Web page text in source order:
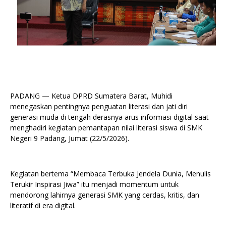
PADANG — Ketua DPRD Sumatera Barat, Muhidi
menegaskan pentingnya penguatan literasi dan jati diri
generasi muda di tengah derasnya arus informasi digital saat
menghadiri kegiatan pemantapan nilai literasi siswa di SMK
Negeri 9 Padang, Jumat (22/5/2026).
Kegiatan bertema “Membaca Terbuka Jendela Dunia, Menulis
Terukir Inspirasi Jiwa” itu menjadi momentum untuk
mendorong lahirnya generasi SMK yang cerdas, kritis, dan
literatif di era digital.